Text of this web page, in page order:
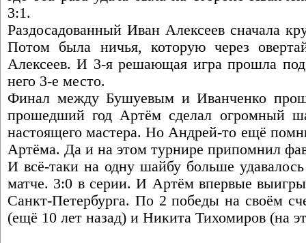
3:1.
Раздосадованный Иван Алексеев сначала
Потом была ничья, которую через
Алексеев. И 3-я решающая игра прошла
него 3-е место.
Финал между Бушуевым и Иванченко
прошедший год Артём сделал огромный
настоящего мастера. Но Андрей-то ещё
Артёма. Да и на этом турнире припомнил
И всё-таки на одну шайбу больше
матче. 3:0 в серии. И Артём впервые
Санкт-Петербурга. По 2 победы на своём
(ещё 10 лет назад) и Никита Тихомиров (на